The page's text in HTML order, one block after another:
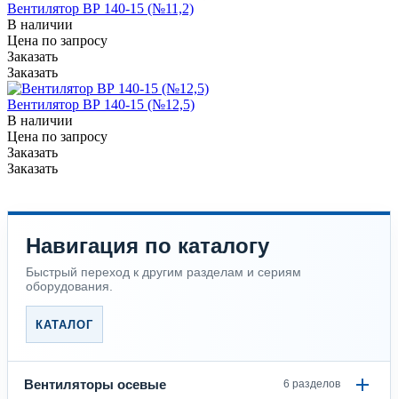
Вентилятор ВР 140-15 (№11,2)
В наличии
Цена по запросу
Заказать
Заказать
Вентилятор ВР 140-15 (№12,5)
В наличии
Цена по запросу
Заказать
Заказать
Навигация по каталогу
Быстрый переход к другим разделам и сериям
оборудования.
КАТАЛОГ
Вентиляторы осевые 6 разделов